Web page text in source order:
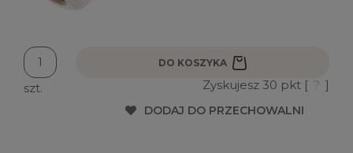
szt.
DO KOSZYKA
Zyskujesz 30 pkt [ ? ]
DODAJ DO PRZECHOWALNI